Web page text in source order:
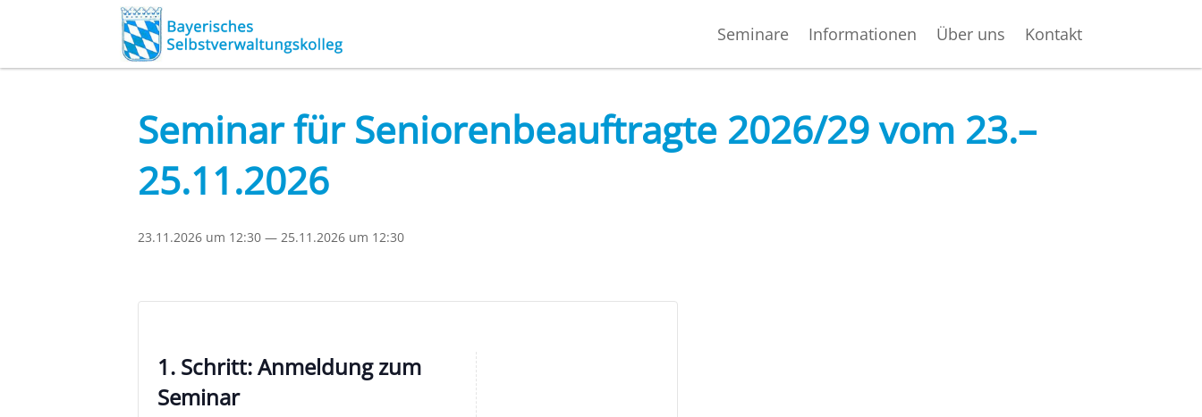
Seminare Informationen Über uns Kontakt
Seminar für Seniorenbeauftragte 2026/29 vom 23.–
25.11.2026
23.11.2026 um 12:30 —25.11.2026 um 12:30
1. Schritt: Anmeldung zum
Seminar